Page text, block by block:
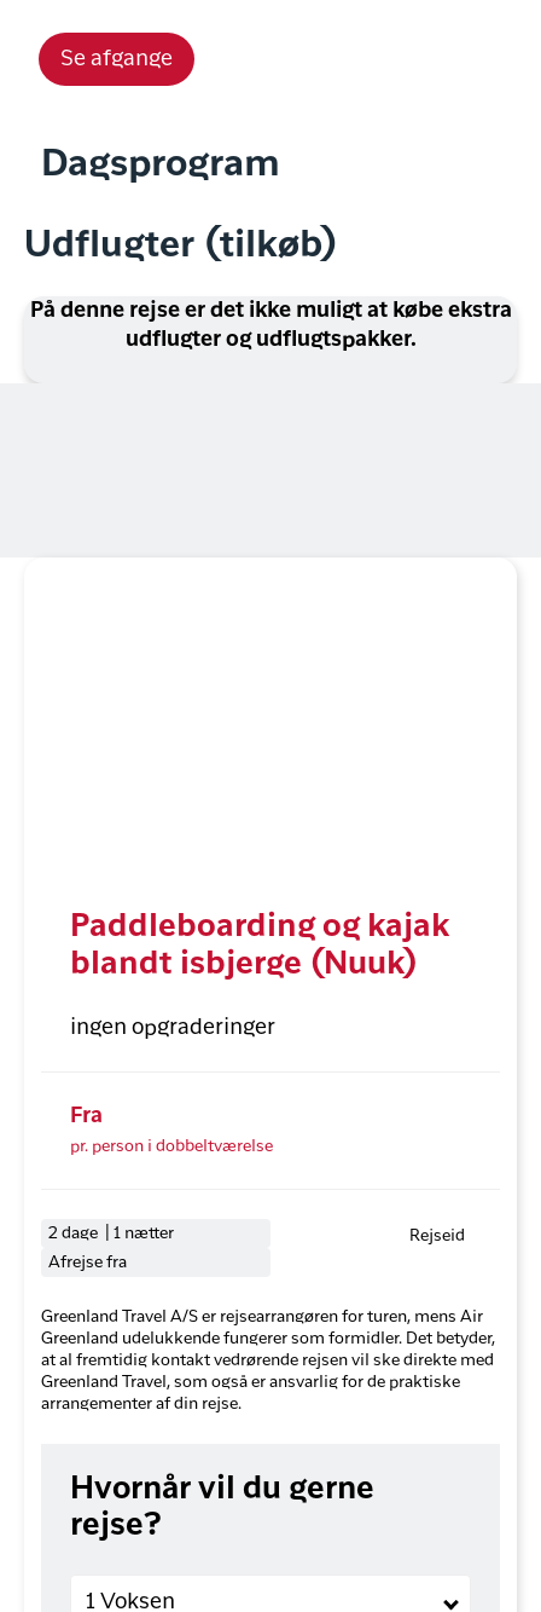
Se afgange
Dagsprogram
Udflugter (tilkøb)
På denne rejse er det ikke muligt at købe ekstra
udflugter og udflugtspakker.
Paddleboarding og kajak
blandt isbjerge (Nuuk)
ingen opgraderinger
Fra
pr. person i dobbeltværelse
2 dage | 1 nætter
Afrejse fra
Rejseid
Greenland Travel A/S er rejsearrangøren for turen, mens Air
Greenland udelukkende fungerer som formidler. Det betyder,
at al fremtidig kontakt vedrørende rejsen vil ske direkte med
Greenland Travel, som også er ansvarlig for de praktiske
arrangementer af din rejse.
Hvornår vil du gerne
rejse?
1 Voksen